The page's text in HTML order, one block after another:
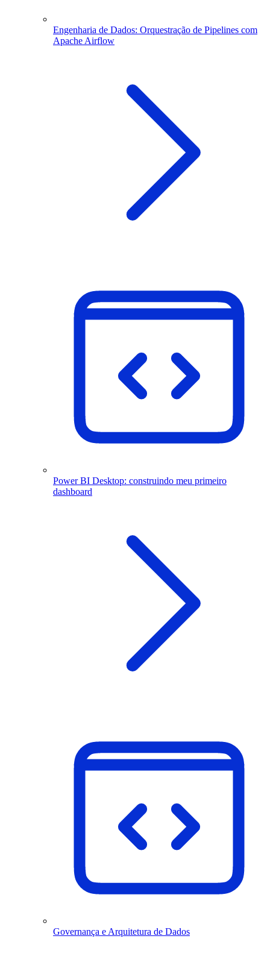
Engenharia de Dados: Orquestração de Pipelines com
Apache Airflow
Power BI Desktop: construindo meu primeiro
dashboard
Governança e Arquitetura de Dados